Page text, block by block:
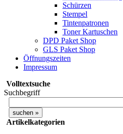
Schürzen
Stempel
Tintenpatronen
Toner Kartuschen
DPD Paket Shop
GLS Paket Shop
Öffnungszeiten
Impressum
Volltextsuche
Suchbegriff
Artikelkategorien